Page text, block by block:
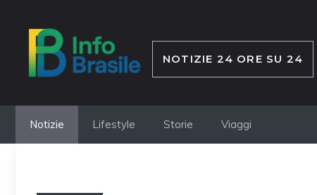
contenuto
NOTIZIE 24 ORE SU 24
Notizie Lifestyle Storie Viaggi